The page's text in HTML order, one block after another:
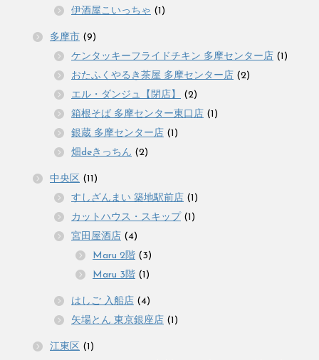
伊酒屋こいっちゃ (1)
多摩市 (9)
ケンタッキーフライドチキン 多摩センター店 (1)
おたふくやるき茶屋 多摩センター店 (2)
エル・ダンジュ【閉店】
(2)
箱根そば 多摩センター東口店 (1)
銀蔵 多摩センター店 (1)
畑deきっちん (2)
中央区 (11)
すしざんまい 築地駅前店 (1)
カットハウス・スキップ (1)
宮田屋酒店 (4)
Maru 2階 (3)
Maru 3階 (1)
はしご 入船店 (4)
矢場とん 東京銀座店 (1)
江東区 (1)